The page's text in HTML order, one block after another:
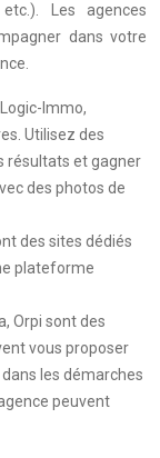
Les agences
dans votre
Immo,
Utilisez des
résultats et gagner
des photos de
des sites dédiés
plateforme
Orpi sont des
vous proposer
les démarches
peuvent